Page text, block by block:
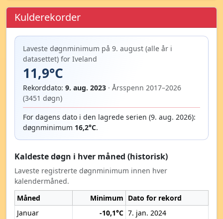
Kulderekorder
Laveste døgnminimum på 9. august (alle år i
datasettet) for Iveland
11,9°C
Rekorddato: 9. aug. 2023 · Årsspenn 2017–2026
(3451 døgn)
For dagens dato i den lagrede serien (9. aug. 2026):
døgnminimum 16,2°C.
Kaldeste døgn i hver måned (historisk)
Laveste registrerte døgnminimum innen hver
kalendermåned.
Måned
Minimum Dato for rekord
Januar
-10,1°C 7. jan. 2024